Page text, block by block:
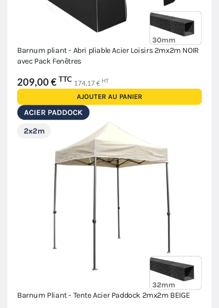
Barnum pliant - Abri pliable Acier Loisirs 2mx2m NOIR
avec Pack Fenêtres
209,00 € TTC 174,17 € HT
AJOUTER AU PANIER
Barnum Pliant - Tente Acier Paddock 2mx2m BEIGE